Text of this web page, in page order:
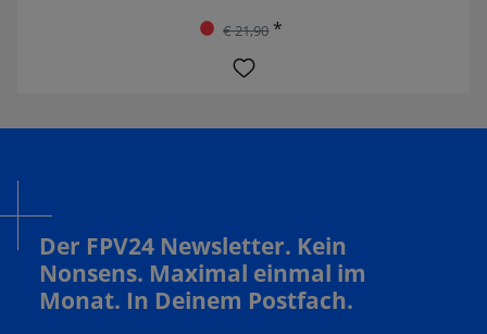
€ 21,90 *
Der FPV24 Newsletter. Kein
Nonsens. Maximal einmal im
Monat. In Deinem Postfach.